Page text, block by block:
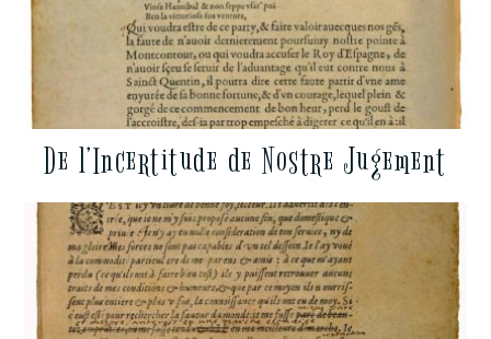
De l’Incertitude de Nostre Jugement